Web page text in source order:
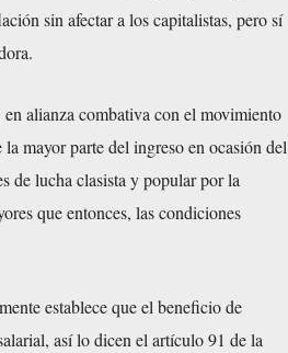
sin afectar a los capitalistas, pero sí
alianza combativa con el movimiento
mayor parte del ingreso en ocasión del
de lucha clasista y popular por la
que entonces, las condiciones
establece que el beneficio de
así lo dicen el artículo 91 de la